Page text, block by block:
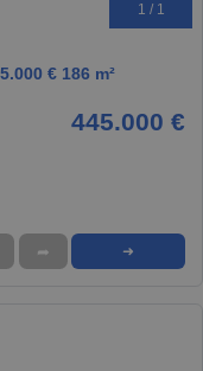
1 / 1
€ 186 m²
445.000 €
➦ ➜